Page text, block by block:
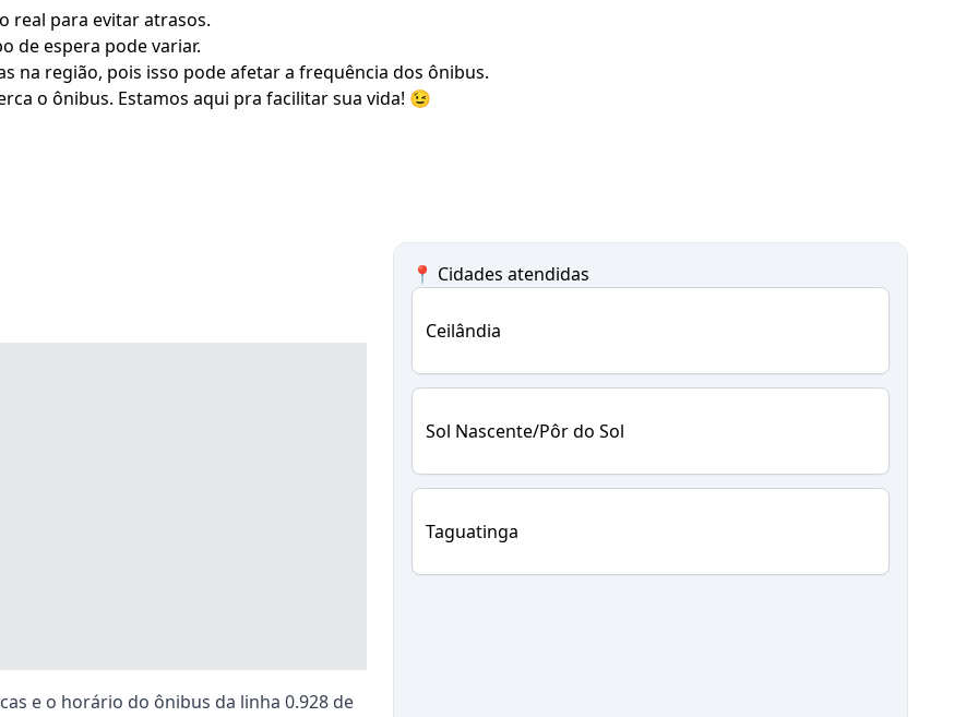
real para evitar atrasos.
de espera pode variar.
na região, pois isso pode afetar a frequência dos ônibus.
o ônibus. Estamos aqui pra facilitar sua vida! 😉
e o horário do ônibus da linha 0.928 de
📍 Cidades atendidas
Ceilândia
Sol Nascente/Pôr do Sol
Taguatinga